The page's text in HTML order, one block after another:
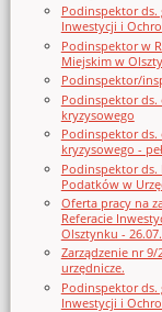
Podinspektor ds.
Inwestycji i
Podinspektor w
Miejskim w
Podinspektor/
Podinspektor
kryzysowego
Podinspektor
kryzysowego -
Podinspektor ds.
Podatków w
Oferta pracy na
Referacie
Olsztynku -
Zarządzenie nr
urzędnicze.
Podinspektor ds.
Inwestycji i